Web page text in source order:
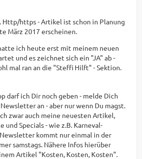
Http/https - Artikel ist schon in Planung
März 2017 erscheinen.
ich heute erst mit meinem neuen
und es zeichnet sich ein "JA" ab -
mal ran an die "Steffi Hilft" - Sektion.
darf ich Dir noch geben - melde Dich
an - aber nur wenn Du magst.
zwar auch meine neuesten Artikel,
und Specials - wie z.B. Karneval-
Newsletter kommt nur einmal in der
samstags. Nähere Infos hierüber
Artikel "Kosten, Kosten, Kosten".